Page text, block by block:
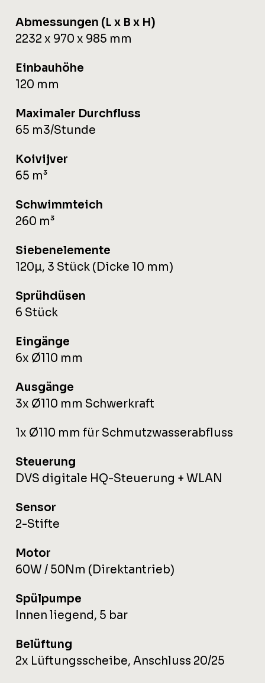
Abmessungen (L x B x H)
2232 x 970 x 985 mm
Einbauhöhe
120 mm
Maximaler Durchfluss
65 m3/Stunde
Koivijver
65 m³
Schwimmteich
260 m³
Siebenelemente
120µ, 3 Stück (Dicke 10 mm)
Sprühdüsen
6 Stück
Eingänge
6x Ø110 mm
Ausgänge
3x Ø110 mm Schwerkraft
1x Ø110 mm für Schmutzwasserabfluss
Steuerung
DVS digitale HQ-Steuerung + WLAN
Sensor
2-Stifte
Motor
60W / 50Nm (Direktantrieb)
Spülpumpe
Innen liegend, 5 bar
Belüftung
2x Lüftungsscheibe, Anschluss 20/25